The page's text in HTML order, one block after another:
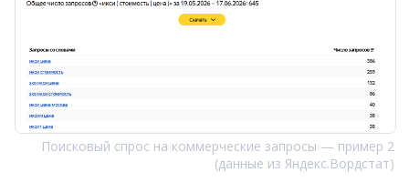
Поисковый спрос на коммерческие запросы — пример 2
(данные из Яндекс.Вордстат)